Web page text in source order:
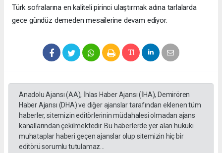
Türk sofralarına en kaliteli pirinci ulaştırmak adına tarlalarda
gece gündüz demeden mesailerine devam ediyor.
Anadolu Ajansı (AA), İhlas Haber Ajansı (İHA), Demirören
Haber Ajansı (DHA) ve diğer ajanslar tarafından eklenen tüm
haberler, sitemizin editörlerinin müdahalesi olmadan ajans
kanallarından çekilmektedir. Bu haberlerde yer alan hukuki
muhataplar haberi geçen ajanslar olup sitemizin hiç bir
editörü sorumlu tutulamaz...